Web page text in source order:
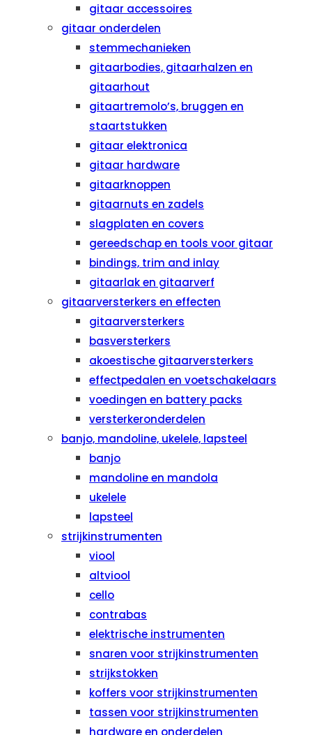
gitaar accessoires
gitaar onderdelen
stemmechanieken
gitaarbodies, gitaarhalzen en
gitaarhout
gitaartremolo’s, bruggen en
staartstukken
gitaar elektronica
gitaar hardware
gitaarknoppen
gitaarnuts en zadels
slagplaten en covers
gereedschap en tools voor gitaar
bindings, trim and inlay
gitaarlak en gitaarverf
gitaarversterkers en effecten
gitaarversterkers
basversterkers
akoestische gitaarversterkers
effectpedalen en voetschakelaars
voedingen en battery packs
versterkeronderdelen
banjo, mandoline, ukelele, lapsteel
banjo
mandoline en mandola
ukelele
lapsteel
strijkinstrumenten
viool
altviool
cello
contrabas
elektrische instrumenten
snaren voor strijkinstrumenten
strijkstokken
koffers voor strijkinstrumenten
tassen voor strijkinstrumenten
hardware en onderdelen